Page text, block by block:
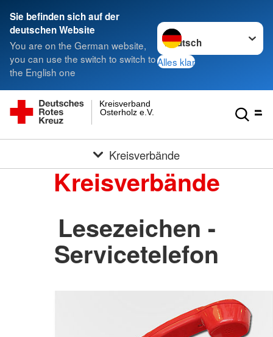
Sie befinden sich auf der
deutschen Website
You are on the German website,
you can use the switch to switch to
the English one
Sprache wechseln zu
Alles klar
Osterholz e.V.
Kreisverband
Kreisverbände
Kreisverbände
Lesezeichen -
Servicetelefon